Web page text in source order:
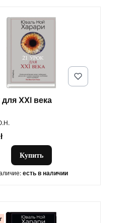
для XXI века
Купить
есть в наличии